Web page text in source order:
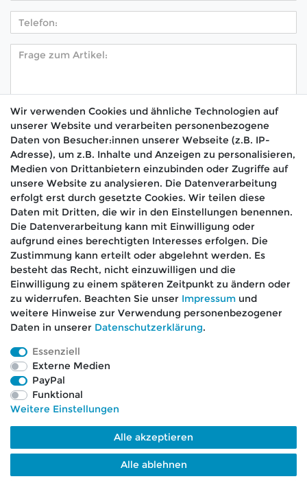
Hiermit bestätige ich, dass ich dieDaten­schutz­
erklärung gelesen habe. *
Absenden
🚚 Schneller Versand
📦 Kostenloser Versand ab 75 €
📞 Kostenlose Beratung per Telefon &
WhatsApp
Impressum
Barrierefreiheitserklärung
VERTRAG WIDERRUFEN Kontakt
Wir verwenden Cookies und ähnliche Technologien auf
unserer Website und verarbeiten personenbezogene
Daten von Besucher:innen unserer Webseite (z.B. IP-
Adresse), um z.B. Inhalte und Anzeigen zu personalisieren,
Medien von Drittanbietern einzubinden oder Zugriffe auf
unsere Website zu analysieren. Die Datenverarbeitung
erfolgt erst durch gesetzte Cookies. Wir teilen diese
Daten mit Dritten, die wir in den Einstellungen benennen.
Die Datenverarbeitung kann mit Einwilligung oder
aufgrund eines berechtigten Interesses erfolgen. Die
Zustimmung kann erteilt oder abgelehnt werden. Es
besteht das Recht, nicht einzuwilligen und die
Einwilligung zu einem späteren Zeitpunkt zu ändern oder
zu widerrufen. Beachten Sie unser Impressum und
weitere Hinweise zur Verwendung personenbezogener
Daten in unserer Daten­schutz­erklärung.
Essenziell
Externe Medien
PayPal
Funktional
Weitere Einstellungen
Alle akzeptieren
Alle ablehnen